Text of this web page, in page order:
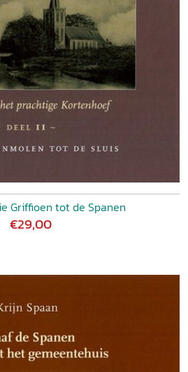
Griffioen tot de Spanen
€29,00